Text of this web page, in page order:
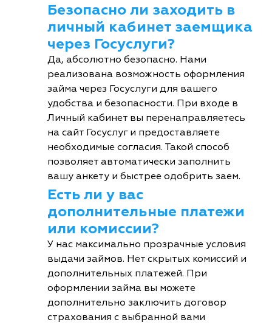
Безопасно ли заходить в
личный кабинет заемщика
через Госуслуги?
Да, абсолютно безопасно. Нами
реализована возможность оформления
займа через Госуслуги для вашего
удобства и безопасности. При входе в
Личный кабинет вы перенаправляетесь
на сайт Госуслуг и предоставляете
необходимые согласия. Такой способ
позволяет автоматически заполнить
вашу анкету и быстрее одобрить заем.
Есть ли у вас
дополнительные платежи
или комиссии?
У нас максимально прозрачные условия
выдачи займов. Нет скрытых комиссий и
дополнительных платежей. При
оформлении займа вы можете
дополнительно заключить договор
страхования с выбранной вами